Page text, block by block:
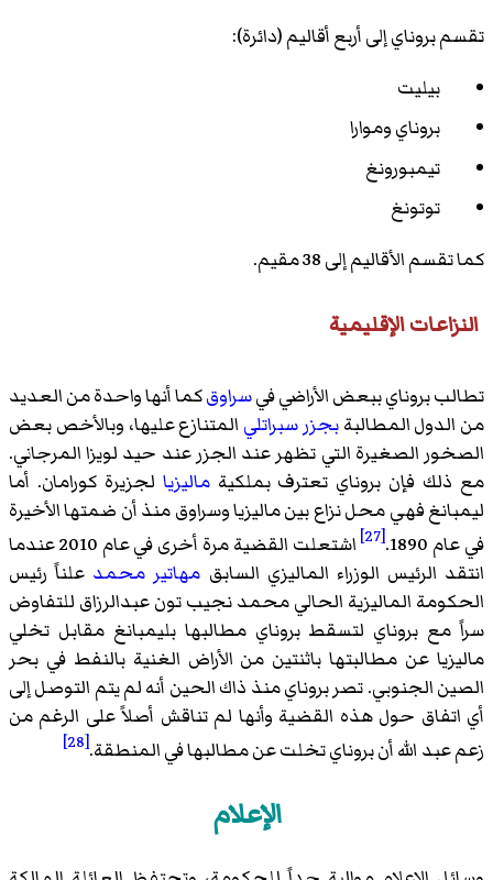
تقسم بروناي إلى أربع أقاليم (دائرة):
بيليت
بروناي وموارا
تيمبورونغ
توتونغ
كما تقسم الأقاليم إلى 38 مقيم.
النزاعات الإقليمية
تطالب بروناي ببعض الأراضي فيسراوقكما أنها واحدة من العديد
من الدول المطالبةبجزر سبراتلي المتنازع عليها، وبالأخص بعض
الصخور الصغيرة التي تظهر عند الجزر عند حيد لويزا المرجاني.
مع ذلك فإن بروناي تعترف بملكيةماليزيا لجزيرة كورامان. أما
ليمبانغ فهي محل نزاع بين ماليزيا وسراوق منذ أن ضمتها الأخيرة
في عام 1890.
[27]
اشتعلت القضية مرة أخرى في عام 2010 عندما
انتقد الرئيس الوزراء الماليزي السابق مهاتير محمد علناً رئيس
الحكومة الماليزية الحاليمحمد نجيب تون عبدالرزاق للتفاوض
سراً مع بروناي لتسقط بروناي مطالبها بليمبانغ مقابل تخلي
ماليزيا عن مطالبتها باثنتين من الأراض الغنية بالنفط في بحر
الصين الجنوبي. تصر بروناي منذ ذاك الحين أنه لم يتم التوصل إلى
أي اتفاق حول هذه القضية وأنها لم تناقش أصلاً على الرغم من
زعم عبد الله أن بروناي تخلت عن مطالبها في المنطقة.[28]
الإعلام